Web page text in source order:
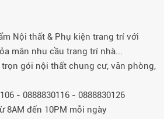
Nội thất & Phụ kiện trang trí với
mãn nhu cầu trang trí nhà...
gói nội thất chung cư, văn phòng,
- 0888830116 - 0888830126
8AM đến 10PM mỗi ngày